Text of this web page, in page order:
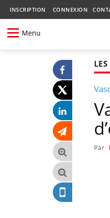
INSCRIPTION CONNEXION
Menu
Par